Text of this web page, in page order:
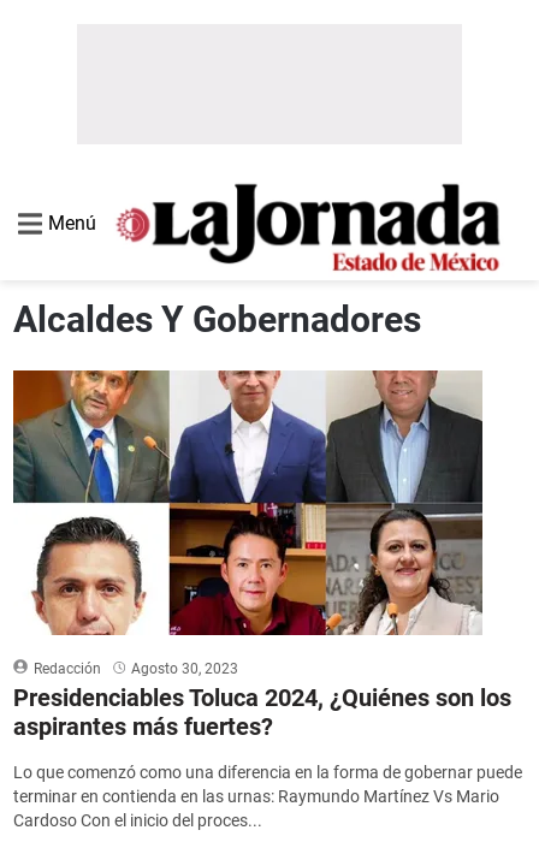
Menú
Alcaldes Y Gobernadores
Redacción Agosto 30, 2023
Presidenciables Toluca 2024, ¿Quiénes son los
aspirantes más fuertes?
Lo que comenzó como una diferencia en la forma de gobernar puede
terminar en contienda en las urnas: Raymundo Martínez Vs Mario
Cardoso Con el inicio del proces...